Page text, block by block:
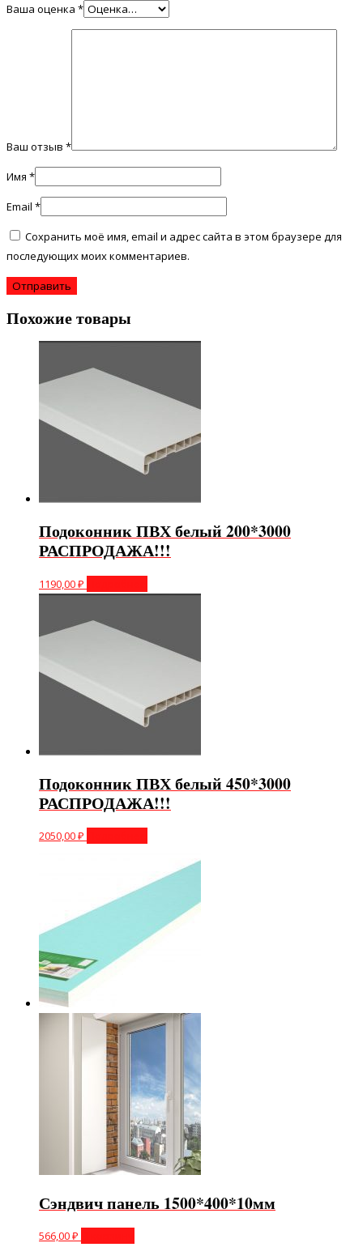
Ваша оценка *
Ваш отзыв *
Имя *
Email *
Сохранить моё имя, email и адрес сайта в этом браузере для
последующих моих комментариев.
Похожие товары
Подоконник ПВХ белый 200*3000
РАСПРОДАЖА!!!
1190,00₽
Подоконник ПВХ белый 450*3000
РАСПРОДАЖА!!!
2050,00₽
Сэндвич панель 1500*400*10мм
566,00₽